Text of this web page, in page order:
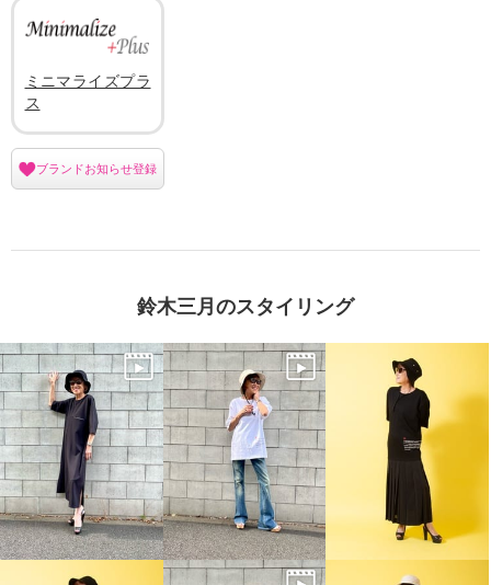
ミニマライズプラ
ス
ブランドお知らせ登録
鈴木三月のスタイリング